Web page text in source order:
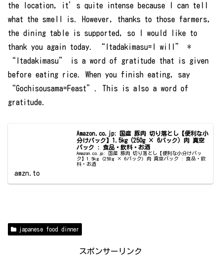
the location, it’s quite intense because I can tell
what the smell is. However, thanks to those farmers,
the dining table is supported, so I would like to
thank you again today. “Itadakimasu=I will” *
“Itadakimasu” is a word of gratitude that is given
before eating rice. When you finish eating, say
“Gochisousama=Feast”. This is also a word of
gratitude.
Amazon.co.jp: 国産 豚肉 切り落とし【便利な小
分けパック】1.5kg (250g × 6パック) 肉 真空
パック : 食品・飲料・お酒
Amazon.co.jp: 国産 豚肉 切り落とし【便利な小分けパッ
ク】1.5kg (250g × 6パック) 肉 真空パック : 食品・飲
料・お酒
amzn.to
japanese food dinner
スポンサーリンク